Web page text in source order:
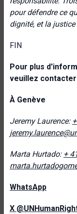
pour défendre ce
dignité, et la justice
FIN
Pour plus
veuillez
À Genève
Jeremy Laurence:
Marta Hurtado: +
WhatsApp
X